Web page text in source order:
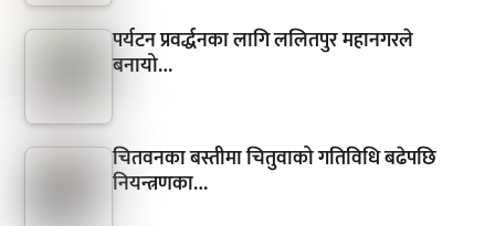
पर्यटन प्रवर्द्धनका लागि ललितपुर महानगरले
बनायो…
चितवनका बस्तीमा चितुवाको गतिविधि बढेपछि
नियन्त्रणका…